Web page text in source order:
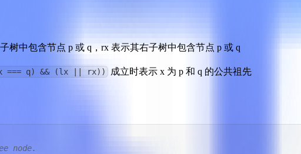
树中包含节点 p 或 q，rx 表示其右子树中包含节点 p 或 q
=== q) && (lx || rx)) 成立时表示 x 为 p 和 q 的公共祖先
node.